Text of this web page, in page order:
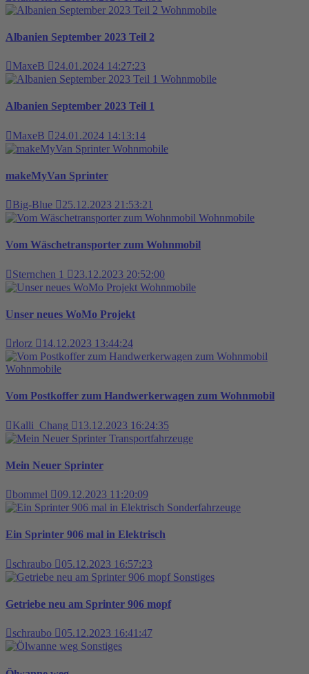
Wohnmobile
Albanien September 2023 Teil 2
MaxeB
24.01.2024 14:27:23
Wohnmobile
Albanien September 2023 Teil 1
MaxeB
24.01.2024 14:13:14
Wohnmobile
makeMyVan Sprinter
Big-Blue
25.12.2023 21:53:21
Wohnmobile
Vom Wäschetransporter zum Wohnmobil
Sternchen 1
23.12.2023 20:52:00
Wohnmobile
Unser neues WoMo Projekt
rlorz 14.12.2023 13:44:24
Wohnmobile
Vom Postkoffer zum Handwerkerwagen zum Wohnmobil
Kalli_Chang
13.12.2023 16:24:35
Transportfahrzeuge
Mein Neuer Sprinter
bommel
09.12.2023 11:20:09
Sonderfahrzeuge
Ein Sprinter 906 mal in Elektrisch
schraubo
05.12.2023 16:57:23
Sonstiges
Getriebe neu am Sprinter 906 mopf
schraubo
05.12.2023 16:41:47
Sonstiges